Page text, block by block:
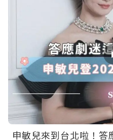
申敏兒來到台北啦！答